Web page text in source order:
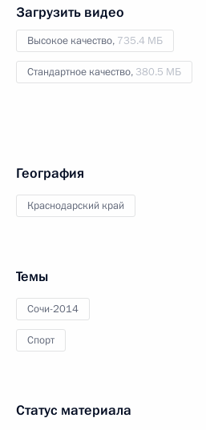
Загрузить видео
Высокое качество, 735.4 МБ
Стандартное качество, 380.5 МБ
География
Краснодарский край
Темы
Сочи-2014
Спорт
Статус материала